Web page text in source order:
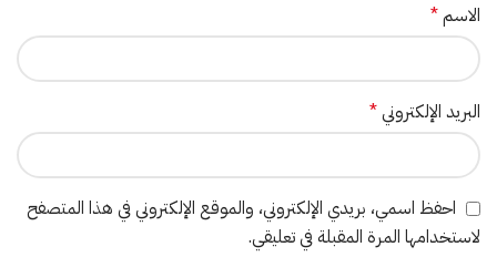
الاسم*
البريد الإلكتروني*
احفظ اسمي، بريدي الإلكتروني، والموقع الإلكتروني في هذا المتصفح
لاستخدامها المرة المقبلة في تعليقي.